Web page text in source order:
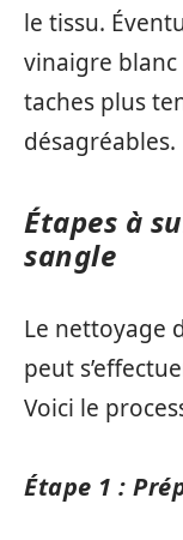
le tissu.
vinaigre
taches plus
désagréables.
Étapes à
sangle
Le nettoyage
peut
Voici le
Étape 1 :